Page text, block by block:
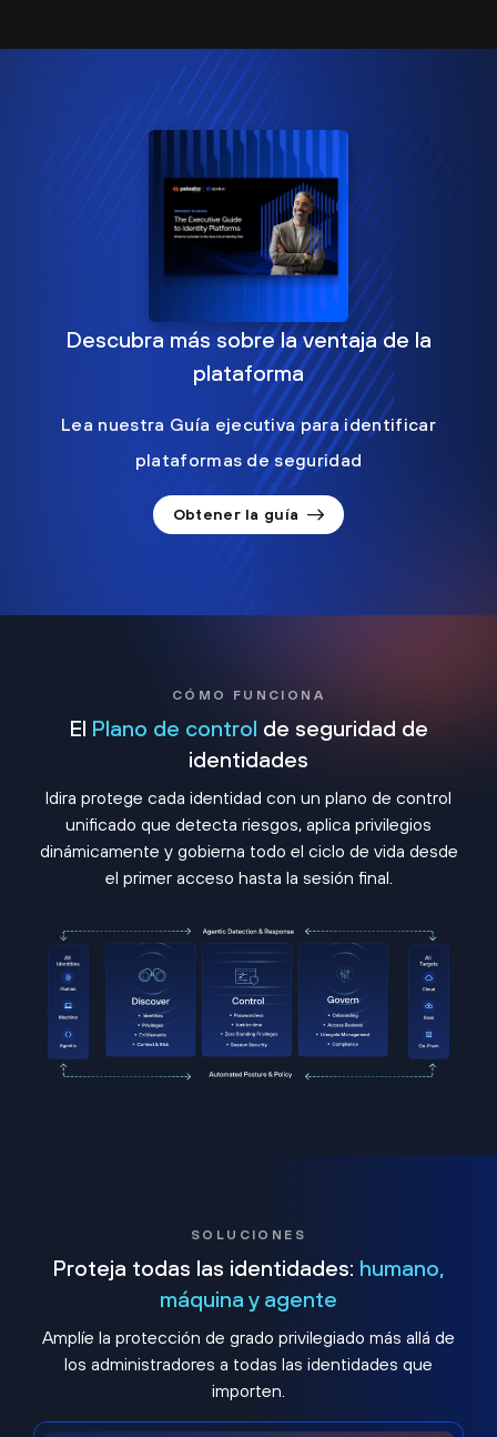
Descubra más sobre la ventaja de la
plataforma
Lea nuestra Guía ejecutiva para identificar
plataformas de seguridad
Obtener la guía
CÓMO FUNCIONA
El Plano de control de seguridad de
identidades
Idira protege cada identidad con un plano de control
unificado que detecta riesgos, aplica privilegios
dinámicamente y gobierna todo el ciclo de vida desde
el primer acceso hasta la sesión final.
SOLUCIONES
Proteja todas las identidades: humano,
máquina y agente
Amplíe la protección de grado privilegiado más allá de
los administradores a todas las identidades que
importen.